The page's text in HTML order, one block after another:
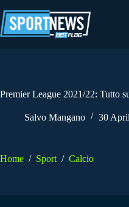
al
contenuto
Premier League 2021/22: Tutto
Salvo Mangano 30
Home / Sport / Calcio